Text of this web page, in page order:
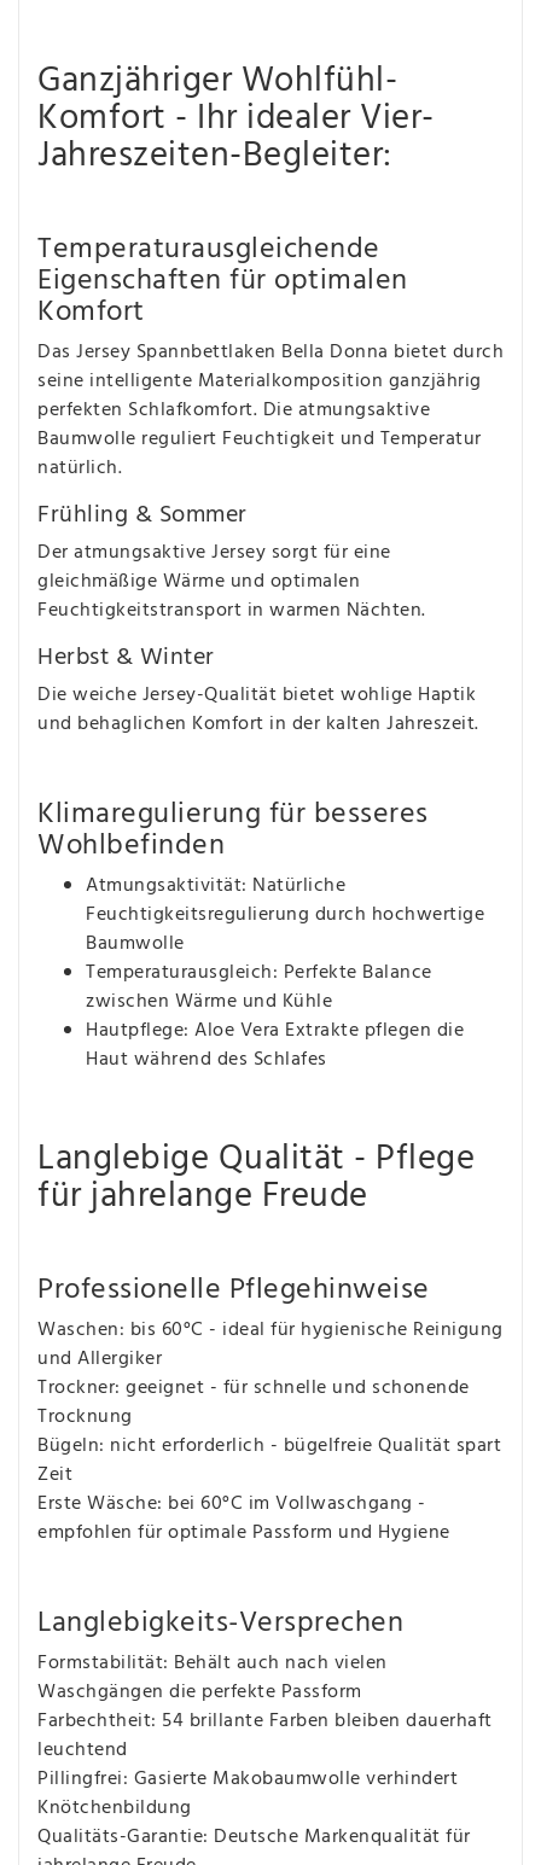
Ganzjähriger Wohlfühl-
Komfort - Ihr idealer Vier-
Jahreszeiten-Begleiter:
Temperaturausgleichende
Eigenschaften für optimalen
Komfort
Das Jersey Spannbettlaken Bella Donna bietet durch
seine intelligente Materialkomposition ganzjährig
perfekten Schlafkomfort. Die atmungsaktive
Baumwolle reguliert Feuchtigkeit und Temperatur
natürlich.
Frühling & Sommer
Der atmungsaktive Jersey sorgt für eine
gleichmäßige Wärme und optimalen
Feuchtigkeitstransport in warmen Nächten.
Herbst & Winter
Die weiche Jersey-Qualität bietet wohlige Haptik
und behaglichen Komfort in der kalten Jahreszeit.
Klimaregulierung für besseres
Wohlbefinden
Atmungsaktivität: Natürliche
Feuchtigkeitsregulierung durch hochwertige
Baumwolle
Temperaturausgleich: Perfekte Balance
zwischen Wärme und Kühle
Hautpflege: Aloe Vera Extrakte pflegen die
Haut während des Schlafes
Langlebige Qualität - Pflege
für jahrelange Freude
Professionelle Pflegehinweise
Waschen: bis 60°C - ideal für hygienische Reinigung
und Allergiker
Trockner: geeignet - für schnelle und schonende
Trocknung
Bügeln: nicht erforderlich - bügelfreie Qualität spart
Zeit
Erste Wäsche: bei 60°C im Vollwaschgang -
empfohlen für optimale Passform und Hygiene
Langlebigkeits-Versprechen
Formstabilität: Behält auch nach vielen
Waschgängen die perfekte Passform
Farbechtheit: 54 brillante Farben bleiben dauerhaft
leuchtend
Pillingfrei: Gasierte Makobaumwolle verhindert
Knötchenbildung
Qualitäts-Garantie: Deutsche Markenqualität für